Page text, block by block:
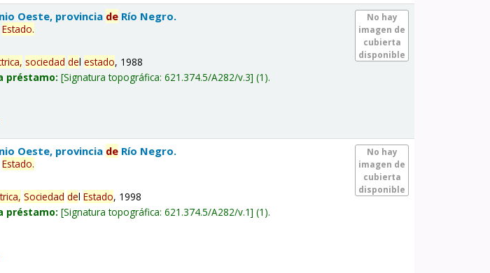
No hay
imagen de
cubierta
disponible
Oeste, provincia de Río Negro.
Estado.
sociedad delestado, 1988
préstamo: Signatura topográfica:621.374.5/A282/v.3 (1).
No hay
imagen de
cubierta
disponible
Oeste, provincia de Río Negro.
Estado.
Sociedad delEstado, 1998
préstamo: Signatura topográfica:621.374.5/A282/v.1 (1).